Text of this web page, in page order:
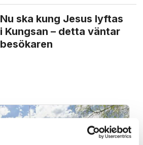
Nu ska kung Jesus lyftas
i Kungsan – detta väntar
besökaren